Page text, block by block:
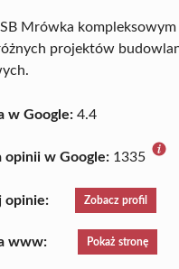
Mrówka
projektów
w Google: 4.4
opinii w Google: 1335
opinie: Zobacz profil
www: Pokaż stronę